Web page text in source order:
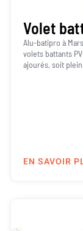
Volet
Alu-batipro à
volets battants
ajourés, soit
EN SAVOIR